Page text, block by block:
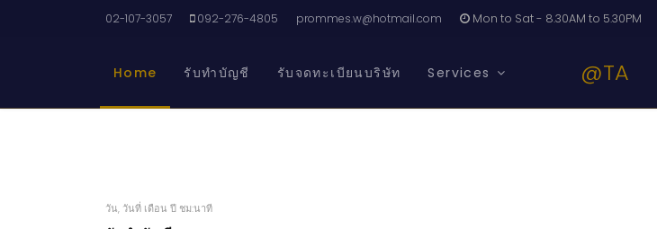
02-107-3057 092-276-4805 prommes.w@hotmail.com Mon to Sat - 8.30AM to 5.30PM
Home รับทำบัญชี รับจดทะเบียนบริษัท Services @TA
วัน, วันที่ เดือน ปี ชม:นาที